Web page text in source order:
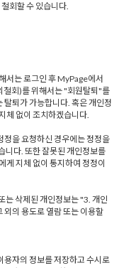
회할 수 있습니다.
서는 로그인 후 MyPage에서
철회)를 위해서는 "회원탈퇴"를
탈퇴가 가능합니다. 혹은 개인정
체 없이 조치하겠습니다.
정을 요청하신 경우에는 정정을
니다. 또한 잘못된 개인정보를
지체 없이 통지하여 정정이
는 삭제된 개인정보는 "3. 개인
외의 용도로 열람 또는 이용할
용자의 정보를 저장하고 수시로